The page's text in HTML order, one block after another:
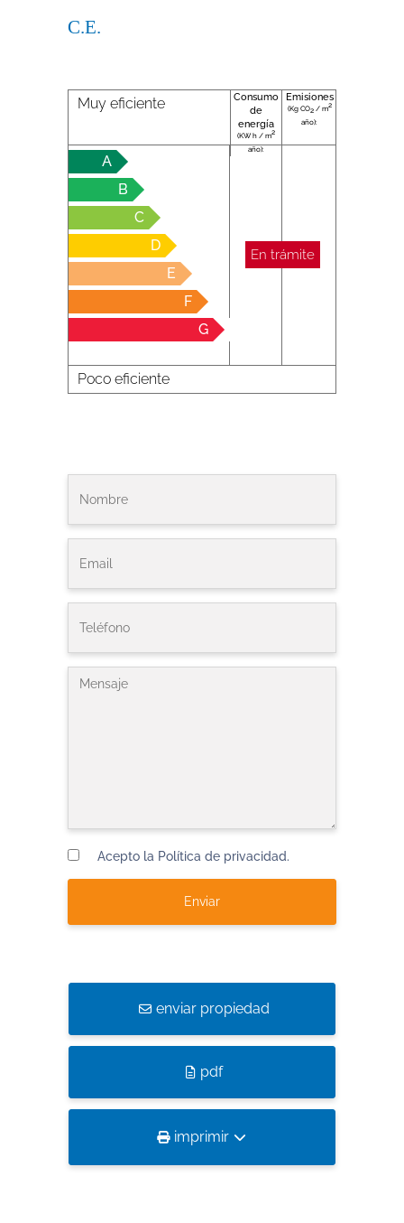
C.E.
Muy eficiente
Consumo
de
energía
(KW h / m2
año):
Emisiones
(Kg CO2/ m2
año):
A
B
C
D
E
F
G
Poco eficiente
En trámite
Acepto la Política de privacidad.
enviar propiedad
pdf
imprimir